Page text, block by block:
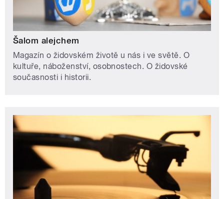
Šalom alejchem
Magazín o židovském životě u nás i ve světě. O
kultuře, náboženství, osobnostech. O židovské
současnosti i historii.